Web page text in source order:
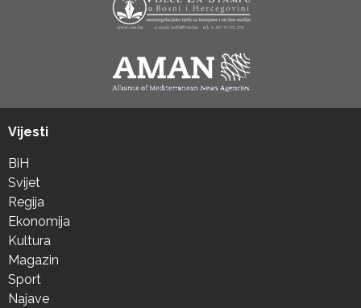
Vijesti
BiH
Svijet
Regija
Ekonomija
Kultura
Magazin
Sport
Najave